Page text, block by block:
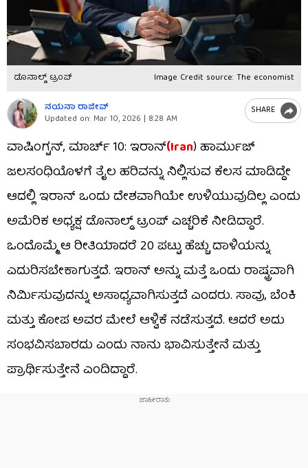
ಡೊನಾಲ್ಡ್​ ಟ್ರಂಪ್ Image Credit source: The economist
ನಯನಾ ರಾಜೀವ್
Updated on: Mar 10, 2026 | 8:28 AM
SHARE
ವಾಷಿಂಗ್ಟನ್, ಮಾರ್ಚ್​ 10: ಇರಾನ್(Iran) ಹಾರ್ಮುಜ್
ಜಲಸಂಧಿಯೊಳಗೆ ತೈಲ ಹರಿವನ್ನು ನಿಲ್ಲಿಸುವ ಕೆಲಸ ಮಾಡಿದ್ದೇ
ಆದಲ್ಲಿ ಇರಾನ್ ಒಂದು ದೇಶವಾಗಿಯೇ ಉಳಿಯುವುದಿಲ್ಲ ಎಂದು
ಅಮೆರಿಕ ಅಧ್ಯಕ್ಷ ಡೊನಾಲ್ಡ್​ ಟ್ರಂಪ್ ಎಚ್ಚರಿಕೆ ನೀಡಿದ್ದಾರೆ.
ಒಂದೊಮ್ಮೆ ಆ ರೀತಿಯಾದರೆ 20 ಪಟ್ಟು ಹೆಚ್ಚು ದಾಳಿಯನ್ನು
ಎದುರಿಸಬೇಕಾಗುತ್ತದೆ. ಇರಾನ್ ಅನ್ನು ಮತ್ತೆ ಒಂದು ರಾಷ್ಟ್ರವಾಗಿ
ನಿರ್ಮಿಸುವುದನ್ನು ಅಸಾಧ್ಯವಾಗಿಸುತ್ತದೆ ಎಂದರು. ಸಾವು, ಬೆಂಕಿ
ಮತ್ತು ಕೋಪ ಅವರ ಮೇಲೆ ಆಳ್ವಿಕೆ ನಡೆಸುತ್ತದೆ. ಆದರೆ ಅದು
ಸಂಭವಿಸಬಾರದು ಎಂದು ನಾನು ಭಾವಿಸುತ್ತೇನೆ ಮತ್ತು
ಪ್ರಾರ್ಥಿಸುತ್ತೇನೆ ಎಂದಿದ್ದಾರೆ.